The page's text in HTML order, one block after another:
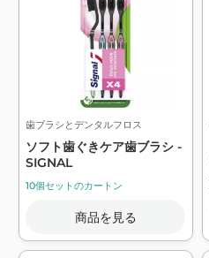
歯ブラシとデンタルフロス
ソフト歯ぐきケア歯ブラシ -
SIGNAL
10個セットのカートン
商品を見る